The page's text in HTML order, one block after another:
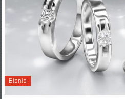
Bisnis